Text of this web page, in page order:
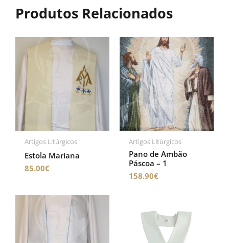
Produtos Relacionados
Artigos Litúrgicos
Estola Mariana
85.00€
Artigos Litúrgicos
Pano de Ambão
Páscoa – 1
158.90€